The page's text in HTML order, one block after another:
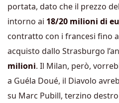
portata, dato che il prezzo
intorno ai 18/20 milioni di
contratto con i francesi fino
acquisto dallo Strasburgo
milioni. Il Milan, però,
a Guéla Doué, il Diavolo
su Marc Pubill, terzino